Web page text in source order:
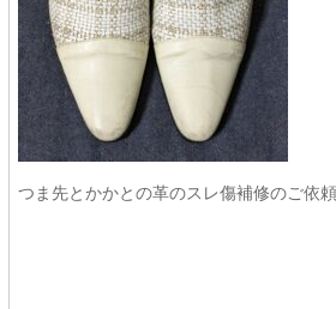
つま先とかかとの革のスレ傷補修のご依頼